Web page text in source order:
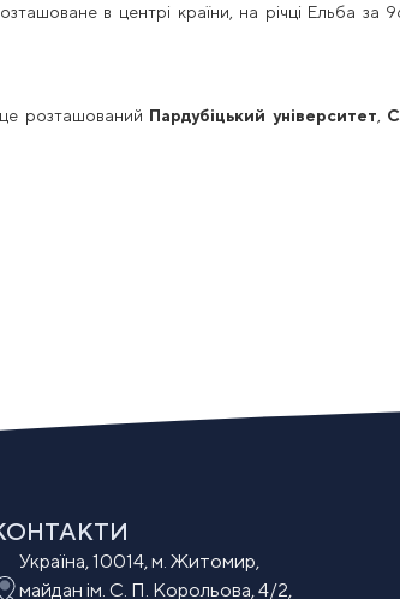
в центрі країни, на річці Ельба за
розташований Пардубіцький університет
Україна, 10014, м. Житомир,
майдан ім. С. П. Корольова, 4/2,